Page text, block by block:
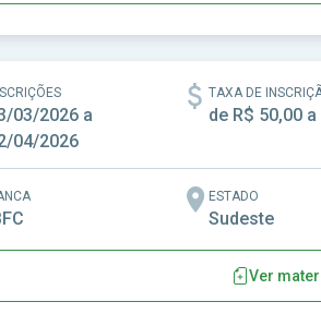
03/2026 a
04/2026
TAXA DE
de R$ 50,00
ESTADO
Sudeste
Ver